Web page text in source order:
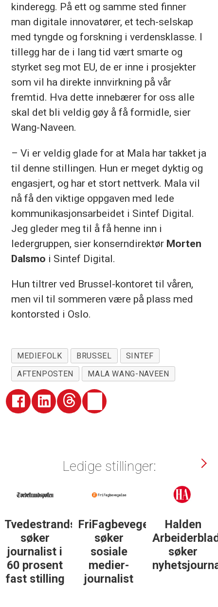
kinderegg. På ett og samme sted finner
man digitale innovatører, et tech-selskap
med tyngde og forskning i verdensklasse. I
tillegg har de i lang tid vært smarte og
styrket seg mot EU, de er inne i prosjekter
som vil ha direkte innvirkning på vår
fremtid. Hva dette innebærer for oss alle
skal det bli veldig gøy å få formidle, sier
Wang-Naveen.
– Vi er veldig glade for at Mala har takket ja
til denne stillingen. Hun er meget dyktig og
engasjert, og har et stort nettverk. Mala vil
nå få den viktige oppgaven med lede
kommunikasjonsarbeidet i Sintef Digital.
Jeg gleder meg til å få henne inn i
ledergruppen, sier konserndirektør Morten
Dalsmo i Sintef Digital.
Hun tiltrer ved Brussel-kontoret til våren,
men vil til sommeren være på plass med
kontorsted i Oslo.
MEDIEFOLK BRUSSEL
SINTEF
AFTENPOSTEN
MALA WANG-NAVEEN
Ledige stillinger:
FriFagbevegelse
søker
sosiale
medier-
journalist
Halden
Arbeiderblad
søker
nyhetsjournalist
25. juni
søker
journalist